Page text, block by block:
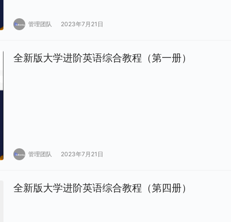
管理团队 2023年7月21日
全新版大学进阶英语综合教程（第一册）
管理团队 2023年7月21日
全新版大学进阶英语综合教程（第四册）